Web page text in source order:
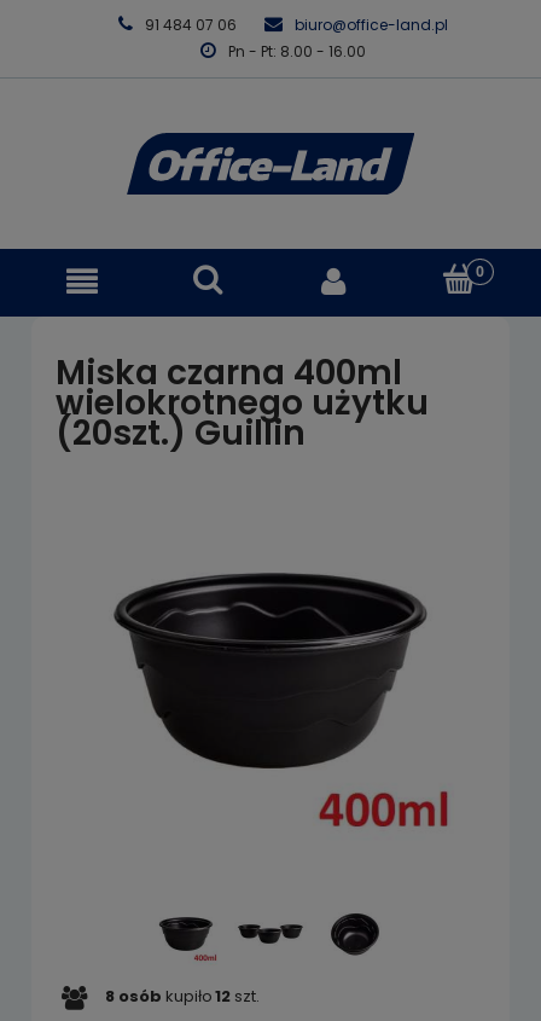
91 484 07 06
biuro@office-land.pl
Pn - Pt: 8.00 - 16.00
Miska czarna 400ml
wielokrotnego użytku
(20szt.) Guillin
8 osób kupiło12 szt.